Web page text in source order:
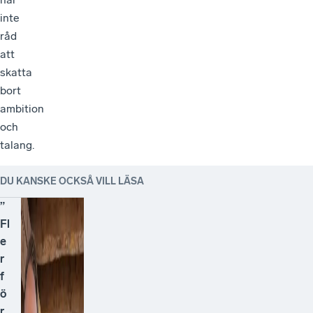
inte
råd
att
skatta
bort
ambition
och
talang.
DU KANSKE OCKSÅ VILL LÄSA
”
Fl
e
r
f
ö